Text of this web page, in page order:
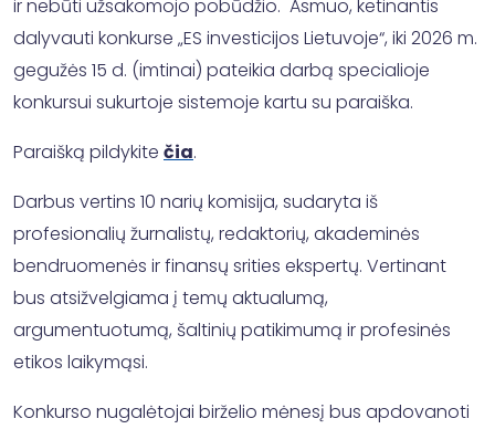
ir nebūti užsakomojo pobūdžio. Asmuo, ketinantis
dalyvauti konkurse „ES investicijos Lietuvoje“, iki 2026 m.
gegužės 15 d. (imtinai) pateikia darbą specialioje
konkursui sukurtoje sistemoje kartu su paraiška.
Paraišką pildykite čia.
Darbus vertins 10 narių komisija, sudaryta iš
profesionalių žurnalistų, redaktorių, akademinės
bendruomenės ir finansų srities ekspertų. Vertinant
bus atsižvelgiama į temų aktualumą,
argumentuotumą, šaltinių patikimumą ir profesinės
etikos laikymąsi.
Konkurso nugalėtojai birželio mėnesį bus apdovanoti